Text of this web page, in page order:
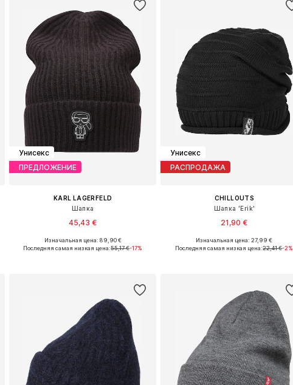
Унисекс
ПРЕДЛОЖЕНИЕ
KARL LAGERFELD
Шапка
45,43 €
Доступные размеры: 55-60
Изначальная цена: 89,90 €
Последняя самая низкая цена:55,17 €-17%
Унисекс
РАСПРОДАЖА
CHILLOUTS
Шапка 'Erik'
21,90 €
Доступные размеры: One Size
Изначальная цена: 27,99 €
Последняя самая низкая цена:22,41 €-2%